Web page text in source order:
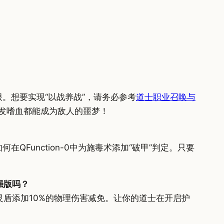
想要实现“以战养战”，请务必参考道士职业召唤与
血都能成为敌人的噩梦！
在QFunction-0中为施毒术添加“破甲”判定。只要
吗？
添加10%的物理伤害减免。让你的道士在开启护